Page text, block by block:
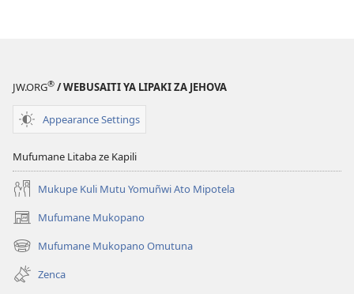
JW.ORG® / WEBUSAITI YA LIPAKI ZA JEHOVA
Appearance Settings
Mufumane Litaba ze Kapili
Mukupe Kuli Mutu Yomuñwi Ato Mipotela
Mufumane Mukopano
(opens
new
window)
Mufumane Mukopano Omutuna
(opens
new
window)
Zenca